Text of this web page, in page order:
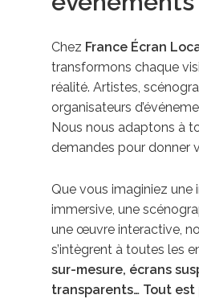
Chez France Écran
transformons chaque
réalité. Artistes,
organisateurs
Nous nous adaptons à
demandes pour donner
Que vous imaginiez une
immersive, une
une œuvre interactive,
s’intègrent à toutes les
sur-mesure, écrans
transparents… Tout est